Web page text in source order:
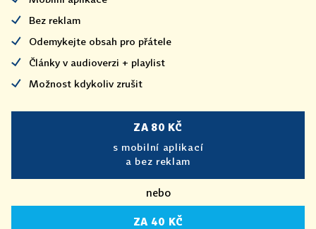
Bez reklam
Odemykejte obsah pro přátele
Články v audioverzi + playlist
Možnost kdykoliv zrušit
ZA 80 KČ
s mobilní aplikací
a bez reklam
nebo
ZA 40 KČ